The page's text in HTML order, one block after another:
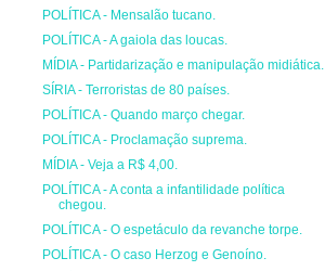
POLÍTICA - Mensalão tucano.
POLÍTICA - A gaiola das loucas.
MÍDIA - Partidarização e manipulação midiática.
SÍRIA - Terroristas de 80 países.
POLÍTICA - Quando março chegar.
POLÍTICA - Proclamação suprema.
MÍDIA - Veja a R$ 4,00.
POLÍTICA - A conta a infantilidade política
chegou.
POLÍTICA - O espetáculo da revanche torpe.
POLÍTICA - O caso Herzog e Genoíno.